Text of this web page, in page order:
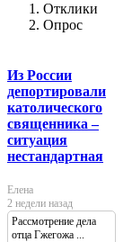
Отклики
Опрос
Из России
депортировали
католического
священника –
ситуация
нестандартная
Елена
2 недели назад
Рассмотрение дела
отца Гжегожа ...